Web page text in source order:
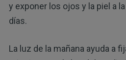
y exponer los ojos y la piel a
días.
La luz de la mañana ayuda a